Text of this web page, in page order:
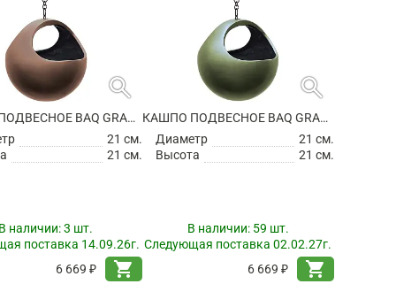
search
КАШПО ПОДВЕСНОЕ BAQ GRADIENT HANGING BASKET MATT COFFEE
21 см.
21 см.
наличии:3 шт.
поставка 14.09.26г.
6 669 ₽
shopping_cart
search
КАШПО ПОДВЕСНОЕ BAQ GRADIENT HANGING BASKET MATT FOREST GREEN
Диаметр
21 см.
Высота
21 см.
В наличии: 59 шт.
Следующая поставка 02.02.27г.
6 669 ₽
shopping_cart